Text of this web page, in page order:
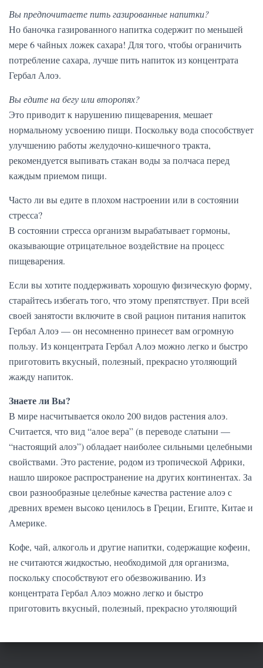
Вы предпочитаете пить газированные напитки?
Но баночка газированного напитка содержит по меньшей
мере 6 чайных ложек сахара! Для того, чтобы ограничить
потребление сахара, лучше пить напиток из концентрата
Гербал Алоэ.
Вы едите на бегу или второпях?
Это приводит к нарушению пищеварения, мешает
нормальному усвоению пищи. Поскольку вода способствует
улучшению работы желудочно-кишечного тракта,
рекомендуется выпивать стакан воды за полчаса перед
каждым приемом пищи.
Часто ли вы едите в плохом настроении или в состоянии
стресса?
В состоянии стресса организм вырабатывает гормоны,
оказывающие отрицательное воздействие на процесс
пищеварения.
Если вы хотите поддерживать хорошую физическую форму,
старайтесь избегать того, что этому препятствует. При всей
своей занятости включите в свой рацион питания напиток
Гербал Алоэ — он несомненно принесет вам огромную
пользу. Из концентрата Гербал Алоэ можно легко и быстро
приготовить вкусный, полезный, прекрасно утоляющий
жажду напиток.
Знаете ли Вы?
В мире насчитывается около 200 видов растения алоэ.
Считается, что вид “алое вера” (в переводе слатыни —
“настоящий алоэ”) обладает наиболее сильными целебными
свойствами. Это растение, родом из тропической Африки,
нашло широкое распространение на других континентах. За
свои разнообразные целебные качества растение алоэ с
древних времен высоко ценилось в Греции, Египте, Китае и
Америке.
Кофе, чай, алкоголь и другие напитки, содержащие кофеин,
не считаются жидкостью, необходимой для организма,
поскольку способствуют его обезвоживанию. Из
концентрата Гербал Алоэ можно легко и быстро
приготовить вкусный, полезный, прекрасно утоляющий